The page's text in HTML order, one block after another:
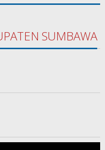
SUMBAWA